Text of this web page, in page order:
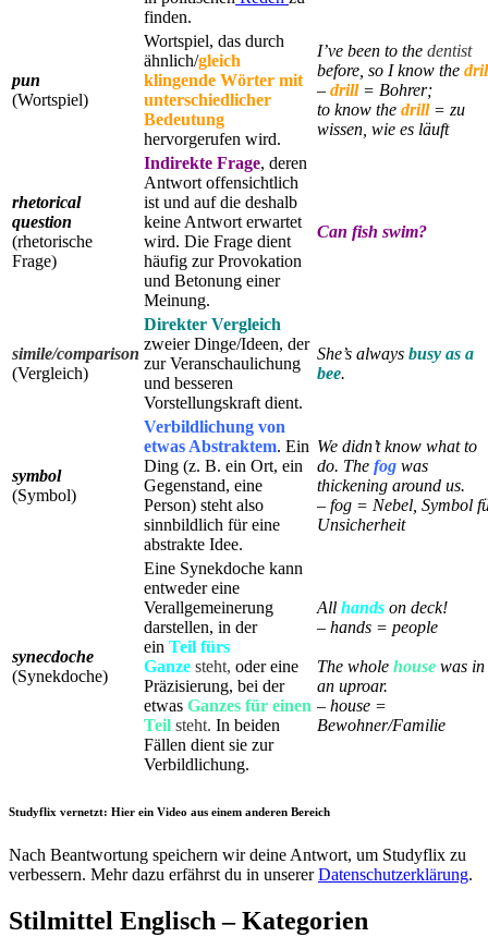
finden.
pun
(Wortspiel)
Wortspiel, das durch
ähnlich/gleich
klingende Wörter mit
unterschiedlicher
Bedeutung
hervorgerufen wird.
I’ve been to the dentist
before, so I know the
– drill= Bohrer;
to know the drill= zu
wissen, wie es läuft
rhetorical
question
(rhetorische
Frage)
Indirekte Frage, deren
Antwort offensichtlich
ist und auf die deshalb
keine Antwort erwartet
wird. Die Frage dient
häufig zur Provokation
und Betonung einer
Meinung.
Can fish swim?
simile/comparison
(Vergleich)
Direkter Vergleich
zweier Dinge/Ideen, der
zur Veranschaulichung
und besseren
Vorstellungskraft dient.
She’s always busy as a
bee.
symbol
(Symbol)
Verbildlichung von
etwas Abstraktem. Ein
Ding (z. B. ein Ort, ein
Gegenstand, eine
Person) steht also
sinnbildlich für eine
abstrakte Idee.
We didn’t know what to
do. The fog was
thickening around us.
– fog = Nebel, Symbol
Unsicherheit
synecdoche
(Synekdoche)
Eine Synekdoche kann
entweder eine
Verallgemeinerung
darstellen, in der
ein Teil fürs
Ganze steht, oder eine
Präzisierung, bei der
etwas Ganzes für einen
Teil steht. In beiden
Fällen dient sie zur
Verbildlichung.
All hands on deck!
– hands = people
The whole house was in
an uproar.
– house =
Bewohner/Familie
Studyflix vernetzt: Hier ein Video aus einem anderen Bereich
Nach Beantwortung speichern wir deine Antwort, um Studyflix zu
verbessern. Mehr dazu erfährst du in unsererDatenschutzerklärung.
Stilmittel Englisch – Kategorien